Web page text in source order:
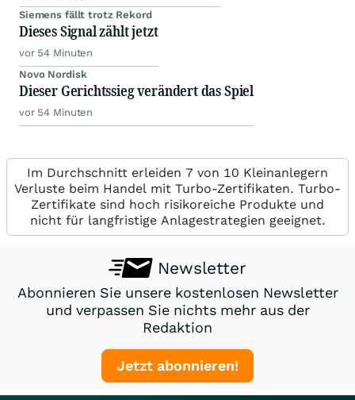
Siemens fällt trotz Rekord
Dieses Signal zählt jetzt
vor 54 Minuten
Novo Nordisk
Dieser Gerichtssieg verändert das Spiel
vor 54 Minuten
Im Durchschnitt erleiden 7 von 10 Kleinanlegern
Verluste beim Handel mit Turbo-Zertifikaten. Turbo-
Zertifikate sind hoch risikoreiche Produkte und
nicht für langfristige Anlagestrategien geeignet.
Newsletter
Abonnieren Sie unsere kostenlosen Newsletter
und verpassen Sie nichts mehr aus der
Redaktion
Jetzt abonnieren!